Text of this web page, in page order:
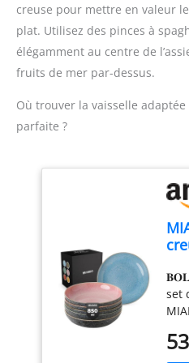
sa
qui
du
et
creuse pour mettre en valeur
plat. Utilisez des pinces à
élégamment au centre de
fruits de mer par-dessus.
Où trouver la vaisselle
parfaite ?
set
une